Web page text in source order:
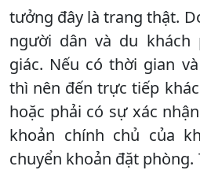
tưởng đây là trang thật.
người dân và du khách
giác. Nếu có thời gian
thì nên đến trực tiếp
hoặc phải có sự xác
khoản chính chủ của
chuyển khoản đặt